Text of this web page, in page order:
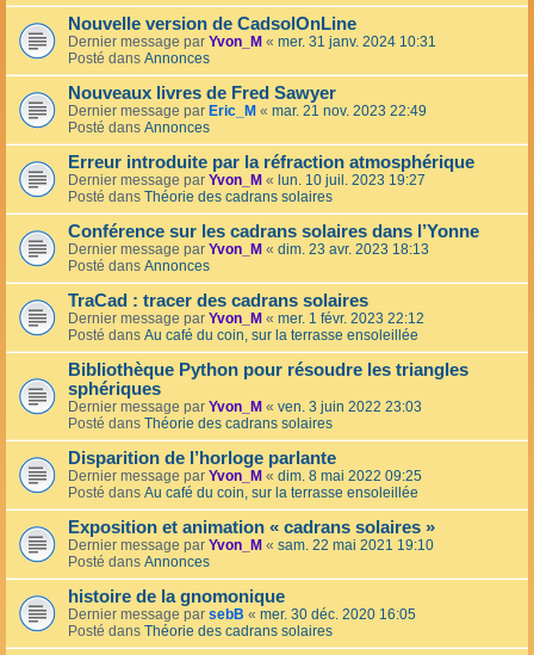
Nouvelle version de CadsolOnLine
Dernier message par Yvon_M « mer. 31 janv. 2024 10:31
Posté dans Annonces
Nouveaux livres de Fred Sawyer
Dernier message par Eric_M « mar. 21 nov. 2023 22:49
Posté dans Annonces
Erreur introduite par la réfraction atmosphérique
Dernier message par Yvon_M « lun. 10 juil. 2023 19:27
Posté dans Théorie des cadrans solaires
Conférence sur les cadrans solaires dans l’Yonne
Dernier message par Yvon_M « dim. 23 avr. 2023 18:13
Posté dans Annonces
TraCad : tracer des cadrans solaires
Dernier message par Yvon_M « mer. 1 févr. 2023 22:12
Posté dans Au café du coin, sur la terrasse ensoleillée
Bibliothèque Python pour résoudre les triangles
sphériques
Dernier message par Yvon_M « ven. 3 juin 2022 23:03
Posté dans Théorie des cadrans solaires
Disparition de l’horloge parlante
Dernier message par Yvon_M « dim. 8 mai 2022 09:25
Posté dans Au café du coin, sur la terrasse ensoleillée
Exposition et animation « cadrans solaires »
Dernier message par Yvon_M « sam. 22 mai 2021 19:10
Posté dans Annonces
histoire de la gnomonique
Dernier message par sebB « mer. 30 déc. 2020 16:05
Posté dans Théorie des cadrans solaires